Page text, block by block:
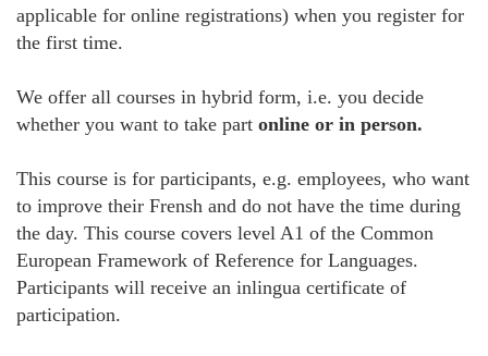
applicable for online registrations) when you register for
the first time.
We offer all courses in hybrid form, i.e. you decide
whether you want to take part online or in person.
This course is for participants, e.g. employees, who want
to improve their Frensh and do not have the time during
the day. This course covers level A1 of the Common
European Framework of Reference for Languages.
Participants will receive an inlingua certificate of
participation.